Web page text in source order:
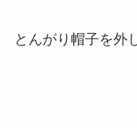
とんがり帽子を外